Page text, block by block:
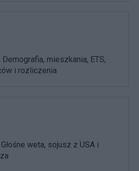
mieszkania, ETS,
i rozliczenia
weta, sojusz z USA i